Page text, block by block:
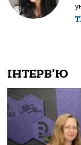
ІНТЕРВ'Ю